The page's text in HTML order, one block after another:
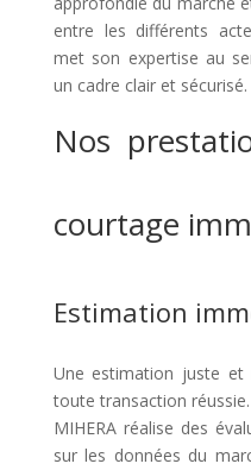
entre les différents
met son expertise au
un cadre clair et sécurisé.
Nos
courtage
Estimation
Une estimation juste et
toute transaction réussie.
MIHERA réalise des
sur les données du